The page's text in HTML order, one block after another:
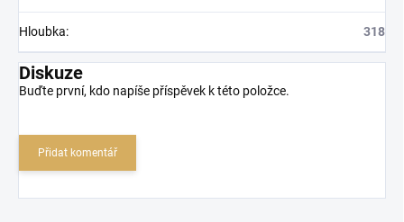
Hloubka: 318
Diskuze
Buďte první, kdo napíše příspěvek k této položce.
Přidat komentář